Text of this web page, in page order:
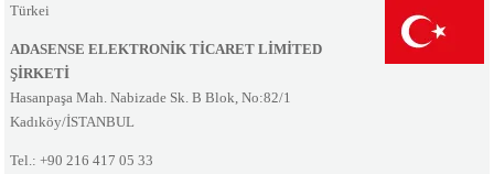
Türkei
ADASENSE ELEKTRONİK TİCARET LİMİTED
ŞİRKETİ
Hasanpaşa Mah. Nabizade Sk. B Blok, No:82/1
Kadıköy/İSTANBUL
Tel.: +90 216 417 05 33